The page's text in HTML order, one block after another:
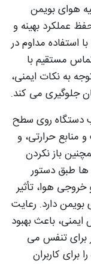
هوای بویمن
عملکرد بهینه و
استفاده مداوم در
مستقیم با
به نکات ایمنی،
جلوگیری می‌ کند.
دستگاه روی سطح
منابع حرارتی، و
باز نکردن
ها طبق دستور
خروجی هوا، تأثیر
بویمن دارد. رعایت
باعث بهبود
برای تنفس می‌
برای کاربران